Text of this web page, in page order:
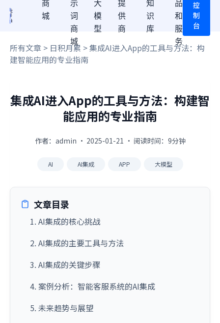
商
城
示
词
商
城
大
模
型
提
供
商
知
识
库
品
和
服
务
控
制
台
所有文章 > 日积月累 > 集成AI进入App的工具与方法：构
建智能应用的专业指南
集成AI进入App的工具与方法：构建智
能应用的专业指南
作者：admin · 2025-01-21 · 阅读时间：9分钟
AI AI集成 APP 大模型
文章目录
1. AI集成的核心挑战
2. AI集成的主要工具与方法
3. AI集成的关键步骤
4. 案例分析：智能客服系统的AI集成
5. 未来趋势与展望